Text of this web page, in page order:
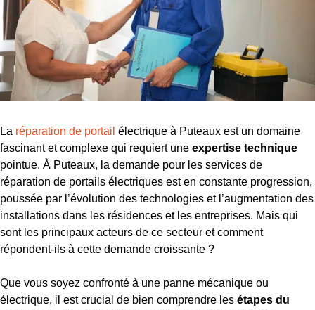
La réparation de portail électrique à Puteaux est un domaine
fascinant et complexe qui requiert une expertise technique
pointue. À Puteaux, la demande pour les services de
réparation de portails électriques est en constante progression,
poussée par l’évolution des technologies et l’augmentation des
installations dans les résidences et les entreprises. Mais qui
sont les principaux acteurs de ce secteur et comment
répondent-ils à cette demande croissante ?
Que vous soyez confronté à une panne mécanique ou
électrique, il est crucial de bien comprendre les étapes du